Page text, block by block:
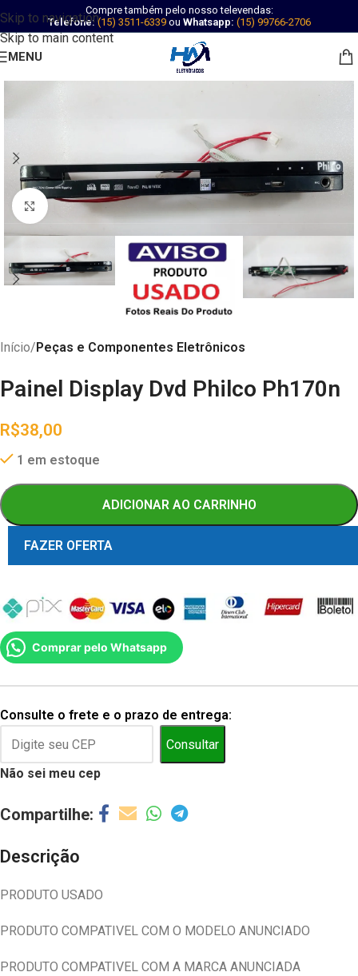
Skip to navigation
Skip to main content
Compre também pelo nosso televendas:
Telefone: (15) 3511-6339ou Whatsapp: (15) 99766-2706
MENU
Abrir imagem
Início Peças e Componentes Eletrônicos
Painel Display Dvd Philco Ph170n
R$38,00
1 em estoque
ADICIONAR AO CARRINHO
FAZER OFERTA
Comprar pelo Whatsapp
Consulte o frete e o prazo de entrega:
Consultar
Não sei meu cep
Descrição
PRODUTO USADO
PRODUTO COMPATIVEL COM O MODELO ANUNCIADO
PRODUTO COMPATIVEL COM A MARCA ANUNCIADA